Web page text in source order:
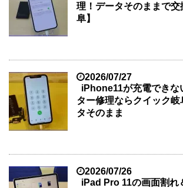
理！データそのままで
阜】
2026/07/27
iPhone11が充電できな
ター修理ならクイック
タそのまま
2026/07/26
iPad Pro 11の画面割れ